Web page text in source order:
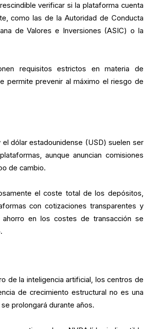
verificar si la plataforma cuenta
como las de la Autoridad de Conducta
de Valores e Inversiones (ASIC) o la
requisitos estrictos en materia de
permite prevenir al máximo el riesgo de
dólar estadounidense (USD) suelen ser
aunque anuncian comisiones
de cambio.
el coste total de los depósitos,
con cotizaciones transparentes y
en los costes de transacción se
de la inteligencia artificial, los centros de
de crecimiento estructural no es una
prolongará durante años.